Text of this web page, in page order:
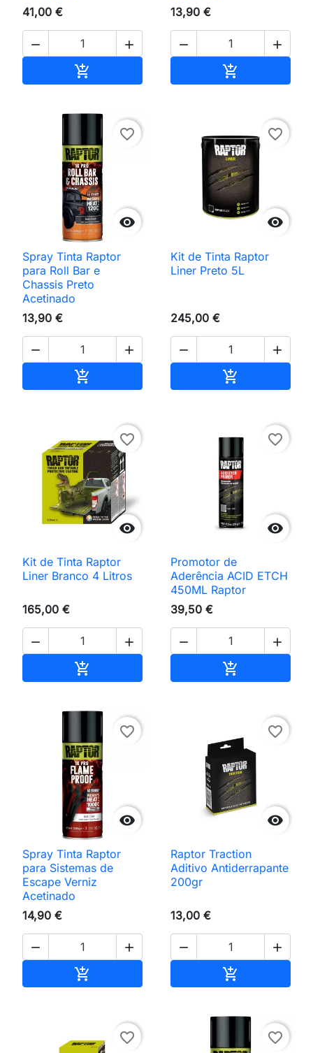
41,00 €
 

13,90 €
 


favorite_border
Spray Tinta Raptor
para Roll Bar e
Chassis Preto
Acetinado
13,90 €
 


favorite_border
Kit de Tinta Raptor
Liner Preto 5L
245,00 €
 


favorite_border
Kit de Tinta Raptor
Liner Branco 4 Litros
165,00 €
 


favorite_border
Promotor de
Aderência ACID ETCH
450ML Raptor
39,50 €
 


favorite_border
Spray Tinta Raptor
para Sistemas de
Escape Verniz
Acetinado
14,90 €
 


favorite_border
Raptor Traction
Aditivo Antiderrapante
200gr
13,00 €
 

favorite_border favorite_border